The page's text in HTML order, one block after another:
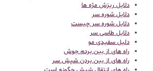
دلایل ریزش مژه ها
دلایل شوره سر
دلایل شوره سر چیست
دلایل طاسی سر
دلیل سفیدی مو
راه های از بین بردم جوش
راه های از بین بردن شپش سر